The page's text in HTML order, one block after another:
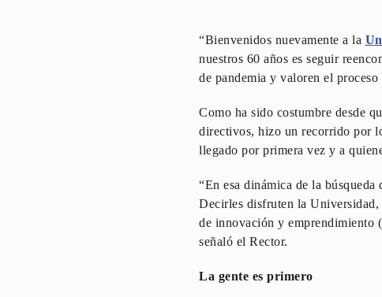
“Bienvenidos nuevamente a la
nuestros 60 años es seguir
de pandemia y valoren el proceso
Como ha sido costumbre desde
directivos, hizo un recorrido por
llegado por primera vez y a
“En esa dinámica de la
Decirles disfruten la Universidad,
de innovación y emprendimiento
señaló el Rector.
La gente es primero